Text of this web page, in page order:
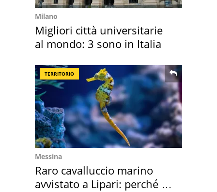
Milano
Migliori città universitarie
al mondo: 3 sono in Italia
TERRITORIO
Messina
Raro cavalluccio marino
avvistato a Lipari: perché è